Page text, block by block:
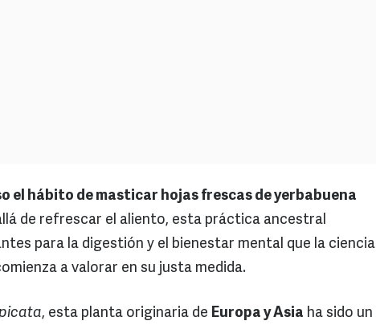
el hábito de masticar hojas frescas de yerbabuena
de refrescar el aliento, esta práctica ancestral
para la digestión y el bienestar mental que la ciencia
a valorar en su justa medida.
, esta planta originaria de Europa y Asia ha sido un